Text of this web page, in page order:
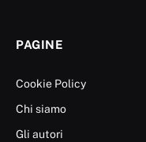
PAGINE
Cookie Policy
Chi siamo
Gli autori